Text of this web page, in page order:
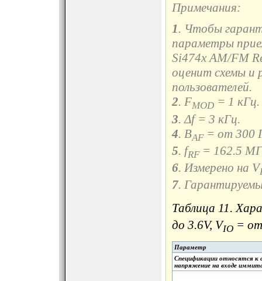
Примечания:
1. Чтобы
параметры
Si474x AM/FM
оценит схемы и
пользователей.
2. FMOD = 1 кГц.
3. Δf = 3 кГц.
4. BAF= от 300
5. fRF= 162.5
6. Измерено на V
7.
Таблица 11.
до 3.6V, VIO =
Параметр
Спецификации относятся к
напряжение на входе